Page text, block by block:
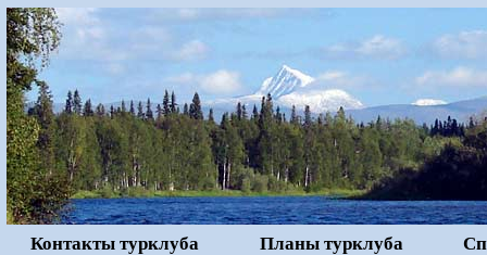
Контакты турклуба Планы турклуба